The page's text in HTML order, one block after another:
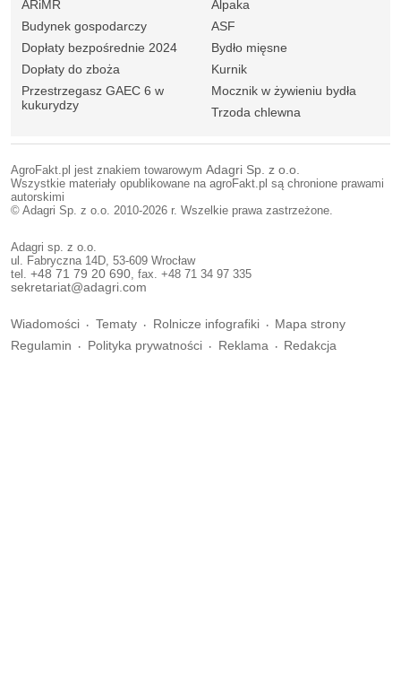
ARiMR
Budynek gospodarczy
Dopłaty bezpośrednie 2024
Dopłaty do zboża
Przestrzegasz GAEC 6 w
kukurydzy
Alpaka
ASF
Bydło mięsne
Kurnik
Mocznik w żywieniu bydła
Trzoda chlewna
AgroFakt.pl jest znakiem towarowym Adagri Sp. z o.o.
Wszystkie materiały opublikowane na agroFakt.pl są chronione prawami
autorskimi
© Adagri Sp. z o.o. 2010-2026 r. Wszelkie prawa zastrzeżone.
Adagri sp. z o.o.
ul. Fabryczna 14D, 53-609 Wrocław
tel. +48 71 79 20 690 , fax. +48 71 34 97 335
sekretariat@adagri.com
Wiadomości Tematy Rolnicze infografiki
Mapa strony
Regulamin
Polityka prywatności Reklama Redakcja